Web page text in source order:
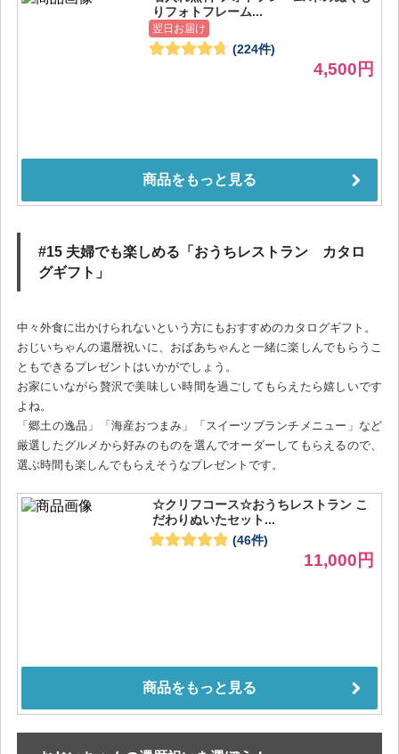
#15 夫婦でも楽しめる「おうちレストラン カタロ
グギフト」
中々外食に出かけられないという方にもおすすめのカタログギフト。
おじいちゃんの還暦祝いに、おばあちゃんと一緒に楽しんでもらうこ
ともできるプレゼントはいかがでしょう。
お家にいながら贅沢で美味しい時間を過ごしてもらえたら嬉しいです
よね。
「郷土の逸品」「海産おつまみ」「スイーツブランチメニュー」など
厳選したグルメから好みのものを選んでオーダーしてもらえるので、
選ぶ時間も楽しんでもらえそうなプレゼントです。